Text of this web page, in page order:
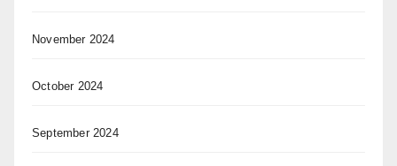
November 2024
October 2024
September 2024